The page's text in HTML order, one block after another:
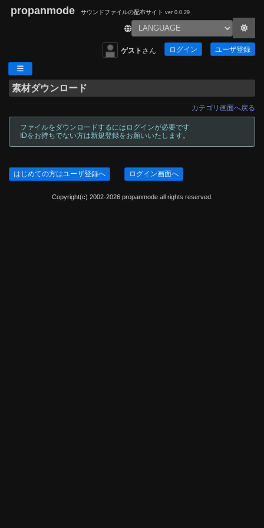
propanmode サウンドファイルの配布サイト ver 0.0.29
ゲスト さん ログイン ユーザ登録
素材ダウンロード
カテゴリ画面へ戻る
ファイルをダウンロードするにはログインが必要です
IDをお持ちでない方は新規登録をお願いいたします。
はじめての方はユーザ登録へ ログイン画面へ
Copyright(c) 2002-2026 propanmode all rights reserved.